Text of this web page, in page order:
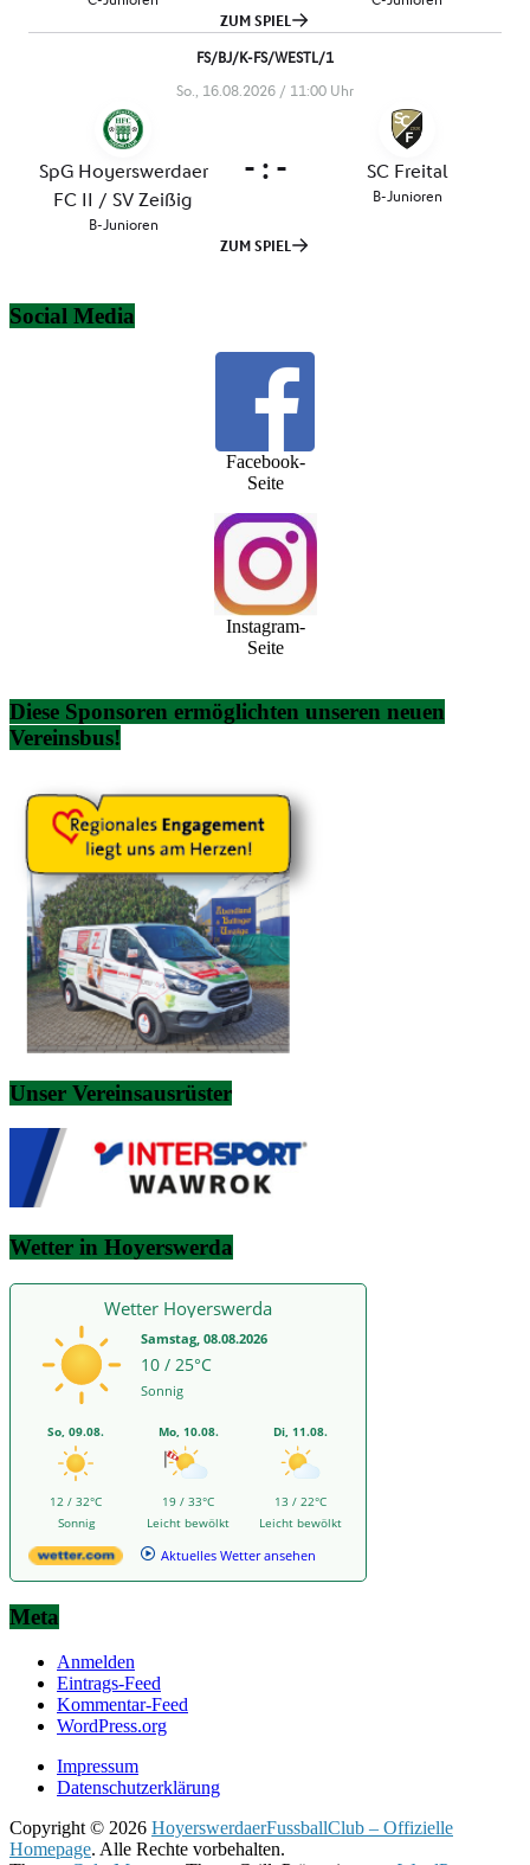
Social Media
Facebook-
Seite
Instagram-
Seite
Diese Sponsoren ermöglichten unseren neuen
Vereinsbus!
Unser Vereinsausrüster
Wetter in Hoyerswerda
Wetter Hoyerswerda
Samstag, 08.08.2026
10 / 25°C
Sonnig
So, 09.08.
12 / 32°C
Sonnig
Mo, 10.08.
19 / 33°C
Leicht bewölkt
Di, 11.08.
13 / 22°C
Leicht bewölkt
Aktuelles Wetter ansehen
Meta
Anmelden
Eintrags-Feed
Kommentar-Feed
WordPress.org
Impressum
Datenschutzerklärung
Copyright © 2026 HoyerswerdaerFussballClub – Offizielle
Homepage. Alle Rechte vorbehalten.